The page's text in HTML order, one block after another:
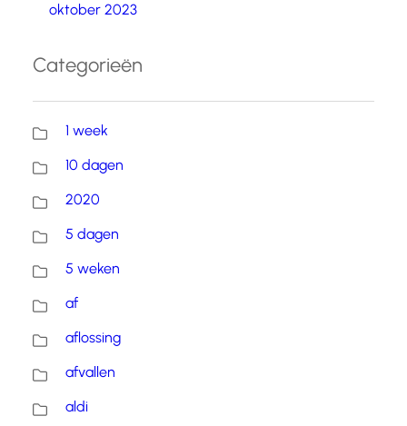
oktober 2023
Categorieën
1 week
10 dagen
2020
5 dagen
5 weken
af
aflossing
afvallen
aldi